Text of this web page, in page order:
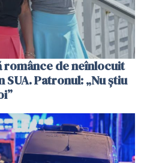
românce de neînlocuit
Patronul: „Nu știu